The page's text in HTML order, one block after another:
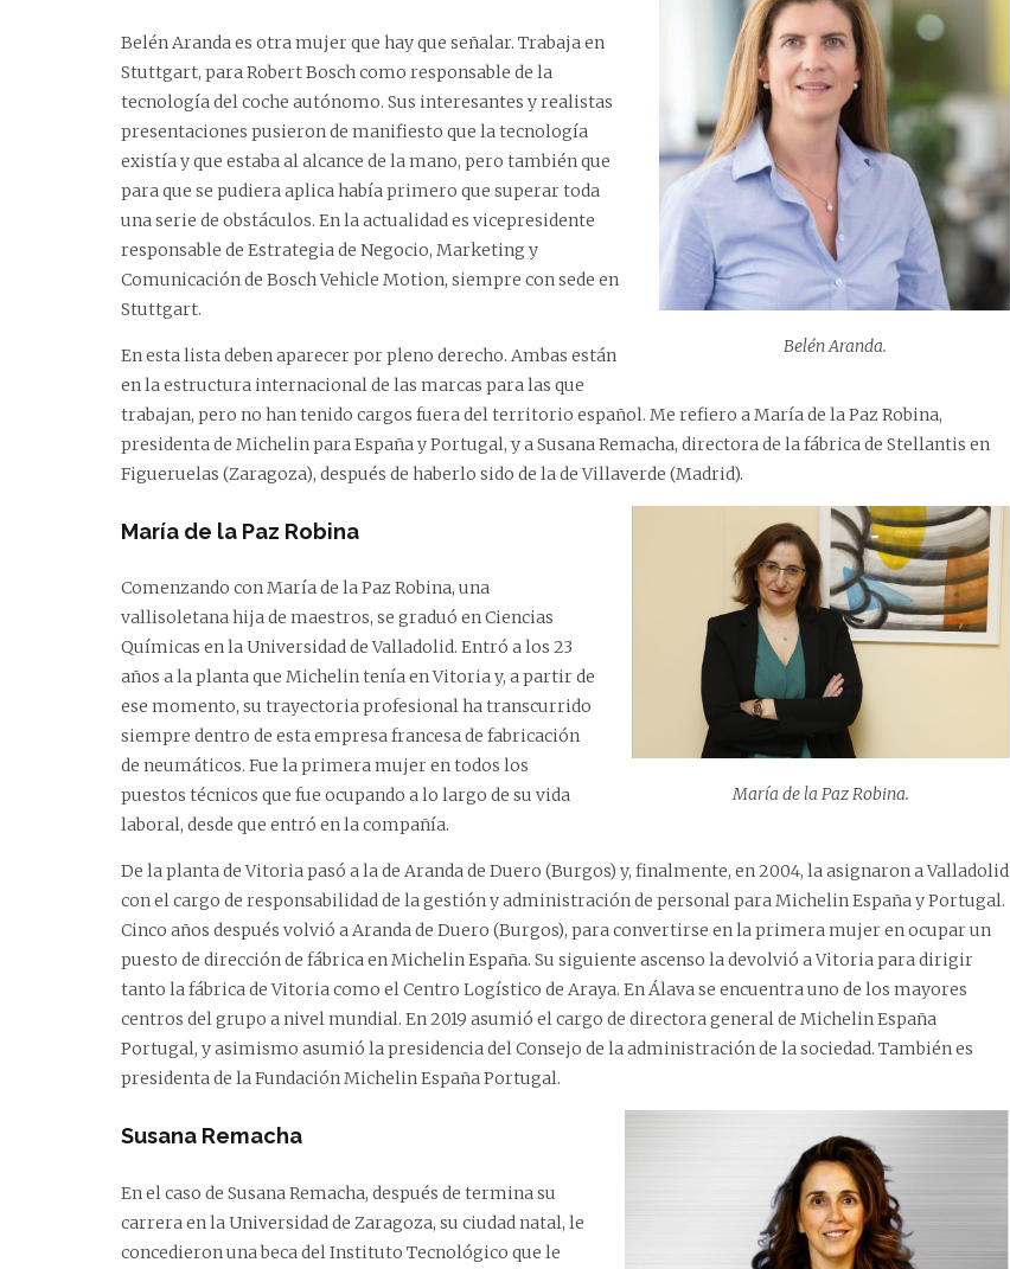
Belén Aranda.
Belén Aranda es otra mujer que hay que señalar. Trabaja en
Stuttgart, para Robert Bosch como responsable de la
tecnología del coche autónomo. Sus interesantes y realistas
presentaciones pusieron de manifiesto que la tecnología
existía y que estaba al alcance de la mano, pero también que
para que se pudiera aplica había primero que superar toda
una serie de obstáculos. En la actualidad es vicepresidente
responsable de Estrategia de Negocio, Marketing y
Comunicación de Bosch Vehicle Motion, siempre con sede en
Stuttgart.
En esta lista deben aparecer por pleno derecho. Ambas están
en la estructura internacional de las marcas para las que
trabajan, pero no han tenido cargos fuera del territorio español. Me refiero a María de la Paz Robina,
presidenta de Michelin para España y Portugal, y a Susana Remacha, directora de la fábrica de Stellantis en
Figueruelas (Zaragoza), después de haberlo sido de la de Villaverde (Madrid).
María de la Paz Robina.
María de la Paz Robina
Comenzando con María de la Paz Robina, una
vallisoletana hija de maestros, se graduó en Ciencias
Químicas en la Universidad de Valladolid. Entró a los 23
años a la planta que Michelin tenía en Vitoria y, a partir de
ese momento, su trayectoria profesional ha transcurrido
siempre dentro de esta empresa francesa de fabricación
de neumáticos. Fue la primera mujer en todos los
puestos técnicos que fue ocupando a lo largo de su vida
laboral, desde que entró en la compañía.
De la planta de Vitoria pasó a la de Aranda de Duero (Burgos) y, finalmente, en 2004, la asignaron a Valladolid
con el cargo de responsabilidad de la gestión y administración de personal para Michelin España y Portugal.
Cinco años después volvió a Aranda de Duero (Burgos), para convertirse en la primera mujer en ocupar un
puesto de dirección de fábrica en Michelin España. Su siguiente ascenso la devolvió a Vitoria para dirigir
tanto la fábrica de Vitoria como el Centro Logístico de Araya. En Álava se encuentra uno de los mayores
centros del grupo a nivel mundial. En 2019 asumió el cargo de directora general de Michelin España
Portugal, y asimismo asumió la presidencia del Consejo de la administración de la sociedad.​ También es
presidenta de la Fundación Michelin España Portugal.
Susana Remacha
En el caso de Susana Remacha, después de termina su
carrera en la Universidad de Zaragoza, su ciudad natal, le
concedieron una beca del Instituto Tecnológico que le